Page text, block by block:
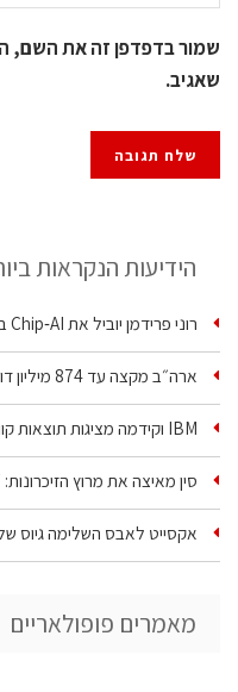
שמור בדפדפן זה את השם,
שאגיב.
הידיעות הנקראות
רוני פרידמן יוביל את Chip‑AI באפל; טל ענבר ינהל את…
ארה״ב מקצה עד 874 מיליון דולר לשבע טכנולוגיות שבבים…
IBM וקידמה מציגות תוצאות קוונטיות מעבר ליכולת…
סין מאיצה את מרוץ הזיכרונות: CXMT שוקלת להקים מפעל…
אקסייט לאבס השלימה גיוס של יותר מ־300
מאמרים פופולאריים